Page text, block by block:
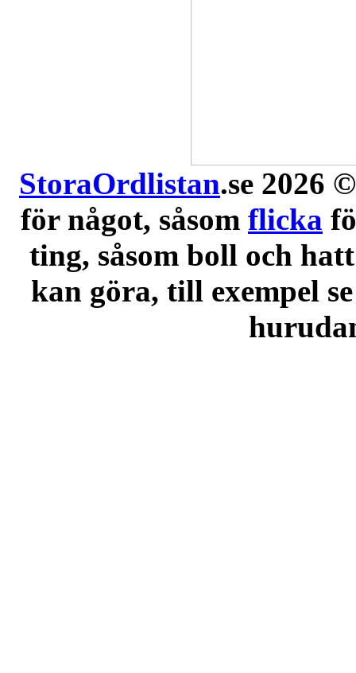
StoraOrdlistan.se 2026
för något, såsom flicka
ting, såsom boll och
kan göra, till exempel